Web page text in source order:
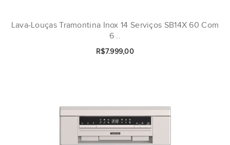
Lava-Louças Tramontina Inox 14 Serviços SB14X 60 Com
6 ..
R$7.999,00